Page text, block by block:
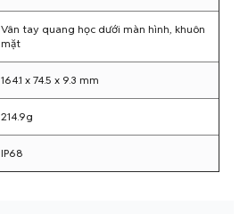
Vân tay quang học dưới màn hình, khuôn
mặt
164.1 x 74.5 x 9.3 mm
214.9g
IP68